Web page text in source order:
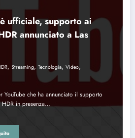
ufficiale, supporto ai
annunciato a Las
, Streaming, Tecnologia, Video,
YouTube che ha annunciato il supporto
in presenza…